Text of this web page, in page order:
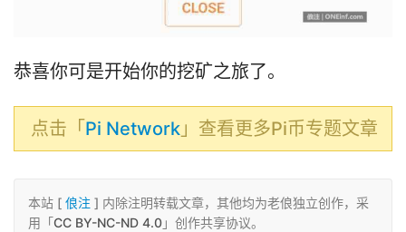
恭喜你可是开始你的挖矿之旅了。
点击「 Pi Network 」查看更多Pi币专题文章
本站 [ 俍注 ] 内除注明转载文章，其他均为老俍独立创作，采
用「CC BY-NC-ND 4.0 」创作共享协议。